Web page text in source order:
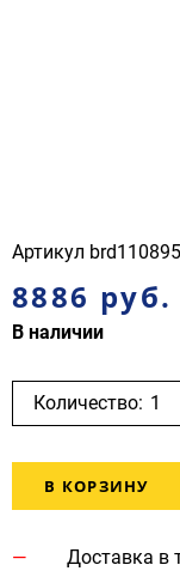
Артикул brd110895
8886 руб.
В наличии
Количество:
В КОРЗИНУ
Доставка в